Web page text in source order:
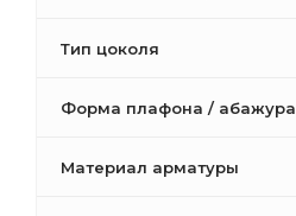
Тип цоколя
Форма плафона / абажура
Материал арматуры